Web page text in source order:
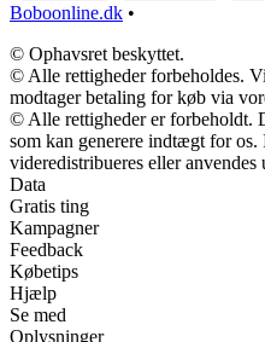
Boboonline.dk •
© Ophavsret beskyttet.
© Alle rettigheder forbeholdes.
modtager betaling for køb via
© Alle rettigheder er forbeholdt.
som kan generere indtægt for
videredistribueres eller anvendes
Data
Gratis ting
Kampagner
Feedback
Købetips
Hjælp
Se med
Oplysninger